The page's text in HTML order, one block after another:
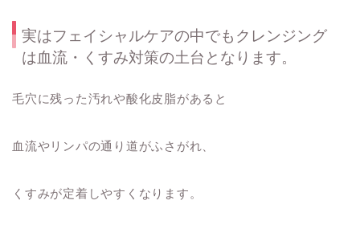
実はフェイシャルケアの中でもクレンジング
は血流・くすみ対策の土台となります。
毛穴に残った汚れや酸化皮脂があると
血流やリンパの通り道がふさがれ、
くすみが定着しやすくなります。